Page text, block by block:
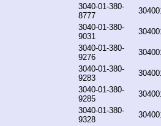
3040-01-380-
8777
3040-01-380-
9031
3040-01-380-
9276
3040-01-380-
9283
3040-01-380-
9285
3040-01-380-
9328